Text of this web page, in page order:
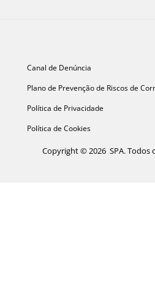
Canal de Denúncia
Plano de Prevenção de Riscos de
Política de Privacidade
Política de Cookies
Copyright © 2026 SPA. Todos